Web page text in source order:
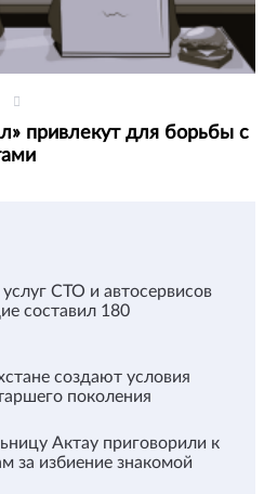
привлекут для борьбы с
СТО и автосервисов
составил 180
создают условия
поколения
Актау приговорили к
за избиение знакомой